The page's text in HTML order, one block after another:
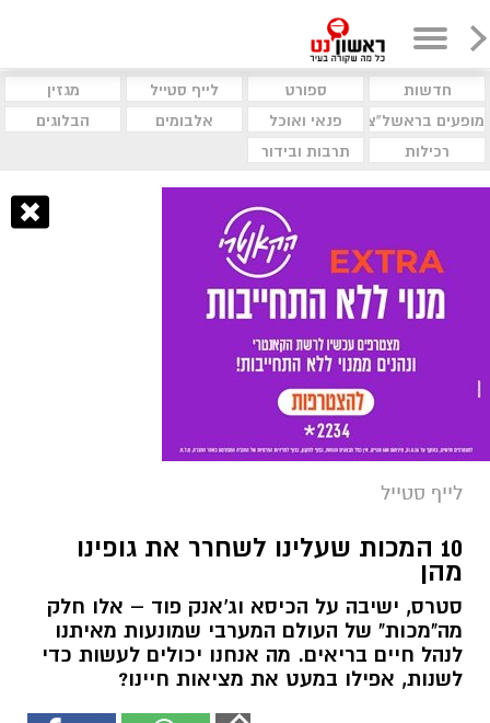
חדשות ספורט לייף סטייל
מגזין
מופעים בראשל"צ
פנאי ואוכל אלבומים
הבלוגים
רכילות
תרבות ובידור
לייף סטייל
10 המכות שעלינו לשחרר את גופינו
מהן
סטרס, ישיבה על הכיסא וג'אנק פוד – אלו חלק
מה"מכות" של העולם המערבי שמונעות מאיתנו
לנהל חיים בריאים. מה אנחנו יכולים לעשות כדי
לשנות, אפילו במעט את מציאות חיינו?